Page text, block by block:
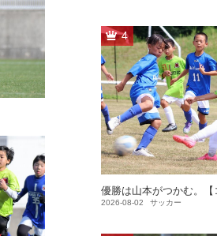
4
優勝は山本がつかむ。【
2026-08-02 サッカー